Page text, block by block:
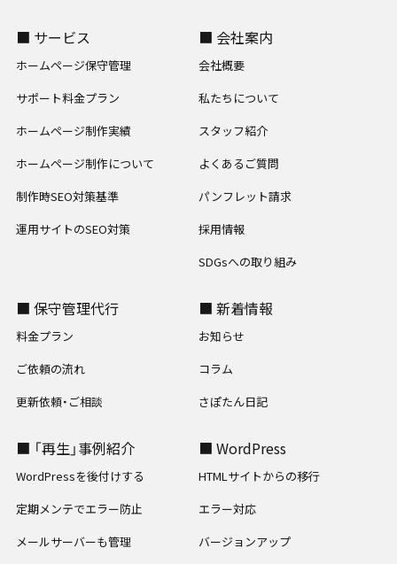
■ サービス
ホームページ保守管理
サポート料金プラン
ホームページ制作実績
ホームページ制作について
制作時SEO対策基準
運用サイトのSEO対策
■ 会社案内
会社概要
私たちについて
スタッフ紹介
よくあるご質問
パンフレット請求
採用情報
SDGsへの取り組み
■ 保守管理代行
料金プラン
ご依頼の流れ
更新依頼・ご相談
■ 新着情報
お知らせ
コラム
さぽたん日記
■ 「再生」事例紹介
WordPressを後付けする
定期メンテでエラー防止
メールサーバーも管理
■ WordPress
HTMLサイトからの移行
エラー対応
バージョンアップ